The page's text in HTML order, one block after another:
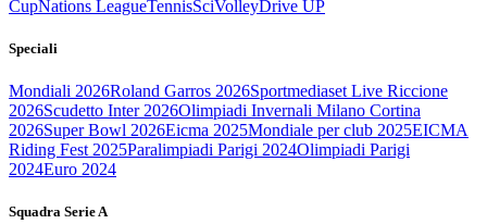
CupNations LeagueTennisSciVolleyDrive UP
Speciali
Mondiali 2026Roland Garros 2026Sportmediaset Live Riccione
2026Scudetto Inter 2026Olimpiadi Invernali Milano Cortina
2026Super Bowl 2026Eicma 2025Mondiale per club 2025EICMA
Riding Fest 2025Paralimpiadi Parigi 2024Olimpiadi Parigi
2024Euro 2024
Squadra Serie A